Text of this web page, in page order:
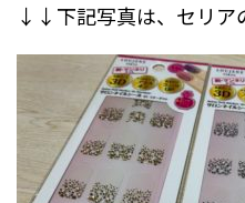
↓↓下記写真は、セリア